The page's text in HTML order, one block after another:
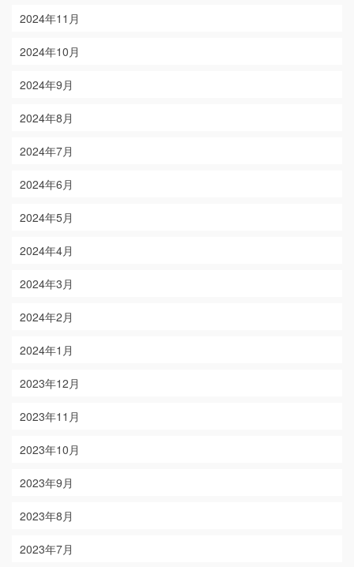
2024年11月
2024年10月
2024年9月
2024年8月
2024年7月
2024年6月
2024年5月
2024年4月
2024年3月
2024年2月
2024年1月
2023年12月
2023年11月
2023年10月
2023年9月
2023年8月
2023年7月